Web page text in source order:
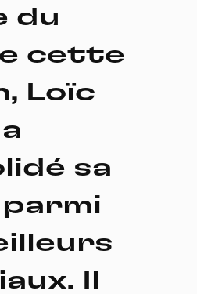
du
cette
Loïc
sa
Il